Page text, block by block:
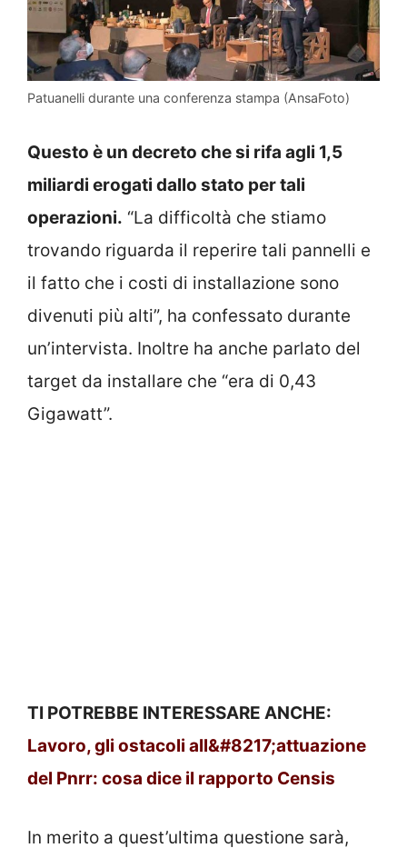
Patuanelli durante una conferenza stampa (AnsaFoto)
Questo è un decreto che si rifa agli 1,5
miliardi erogati dallo stato per tali
operazioni. “La difficoltà che stiamo
trovando riguarda il reperire tali pannelli e
il fatto che i costi di installazione sono
divenuti più alti”, ha confessato durante
un’intervista. Inoltre ha anche parlato del
target da installare che “era di 0,43
Gigawatt”.
TI POTREBBE INTERESSARE ANCHE:
Lavoro, gli ostacoli all&#8217;attuazione
del Pnrr: cosa dice il rapporto Censis
In merito a quest’ultima questione sarà,